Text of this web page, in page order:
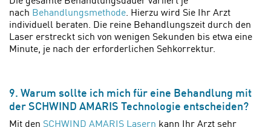
nach Behandlungsmethode. Hierzu wird Sie Ihr Arzt
individuell beraten. Die reine Behandlungszeit durch den
Laser erstreckt sich von wenigen Sekunden bis etwa eine
Minute, je nach der erforderlichen Sehkorrektur.
9. Warum sollte ich mich für eine Behandlung mit
der SCHWIND AMARIS Technologie entscheiden?
Mit den SCHWIND AMARIS Lasern kann Ihr Arzt sehr